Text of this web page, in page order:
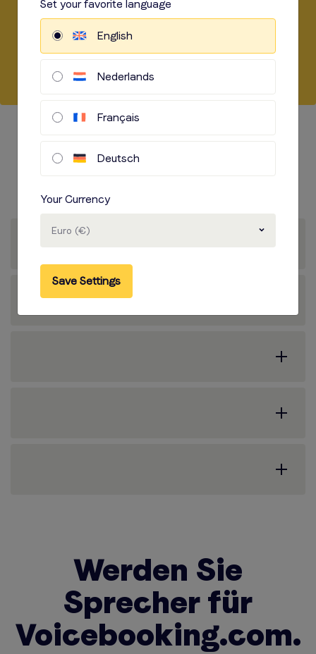
Jetzt weiter lesen
Nachbetreuung
und Korrekturen
Werden Sie
Sprecher für
Voicebooking.com.
Set your favorite language
English
Nederlands
Français
Deutsch
Your Currency
Euro (€)
Save Settings